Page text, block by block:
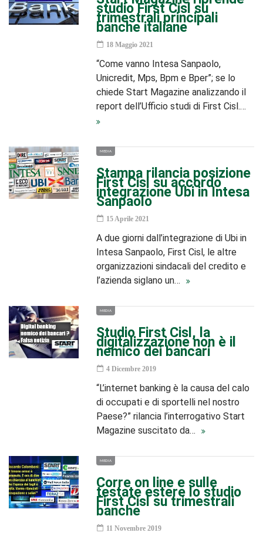
studio First Cisl su
trimestrali principali
banche italiane
18 Maggio 2021
“Come vanno Intesa Sanpaolo,
Unicredit, Mps, Bpm e Bper”; se lo
chiede Start Magazine analizzando il
report dell’Ufficio studi di First Cisl.…
MEDIA
Stampa rilancia posizione
First Cisl su accordo
integrazione Ubi in Intesa
Sanpaolo
15 Aprile 2021
A due giorni dall’integrazione di Ubi in
Intesa Sanpaolo, First Cisl, le altre
organizzazioni sindacali del credito e
l’azienda siglano un…
MEDIA
Studio First Cisl, la
digitalizzazione non è il
nemico dei bancari
4 Dicembre 2019
“L’internet banking è la causa del calo
di occupati e di sportelli nel nostro
Paese?” rilancia l’interrogativo Start
Magazine suscitato da…
MEDIA
Corre on line e sulle
testate estere lo studio
First Cisl su trimestrali
banche
11 Novembre 2019